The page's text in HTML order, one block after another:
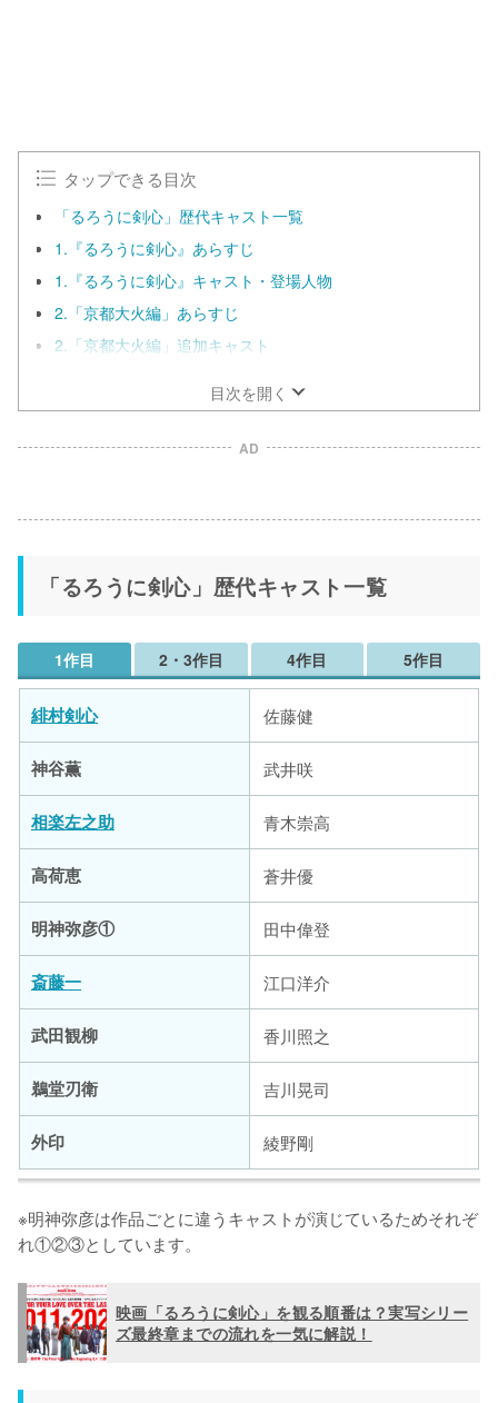
タップできる目次
「るろうに剣心」歴代キャスト一覧
1.『るろうに剣心』あらすじ
1.『るろうに剣心』キャスト・登場人物
2.「京都大火編」あらすじ
2.「京都大火編」追加キャスト
目次を開く
AD
「るろうに剣心」歴代キャスト一覧
1作目
緋村剣心 佐藤健
神谷薫 武井咲
相楽左之助 青木崇高
高荷恵 蒼井優
明神弥彦① 田中偉登
斎藤一 江口洋介
武田観柳 香川照之
鵜堂刃衛 吉川晃司
外印 綾野剛
2・3作目
志々雄真実 藤原竜也
瀬田宗次郎
四乃森蒼紫 伊勢谷友介
巻町操
4作目
雪代縁 新田真剣佑
雪代巴
呉黒星(ウーヘイシン) 音尾琢真
乙和瓢湖
5作目
桂小五郎 高橋一生
沖田総司
高杉晋作 安藤政信
闇乃武・辰巳
※明神弥彦は作品ごとに違うキャストが演じているためそれぞ
れ①②③としています。
映画「るろうに剣心」を観る順番は？実写シリー
ズ最終章までの流れを一気に解説！